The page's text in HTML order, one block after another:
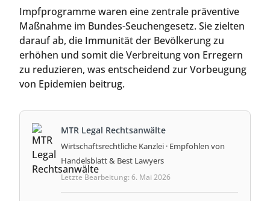
Impfprogramme waren eine zentrale präventive
Maßnahme im Bundes-Seuchengesetz. Sie zielten
darauf ab, die Immunität der Bevölkerung zu
erhöhen und somit die Verbreitung von Erregern
zu reduzieren, was entscheidend zur Vorbeugung
von Epidemien beitrug.
MTR Legal Rechtsanwälte
Wirtschaftsrechtliche Kanzlei · Empfohlen von
Handelsblatt & Best Lawyers
Letzte Bearbeitung: 6. Mai 2026